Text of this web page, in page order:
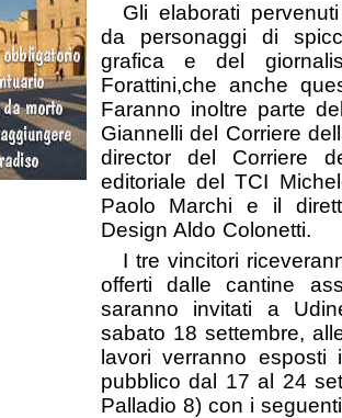
Gli elaborati
da personaggi di
grafica e del
Forattini,che anche
Faranno inoltre parte
Giannelli del Corriere
director del Corriere
editoriale del TCI
Paolo Marchi e il
Design Aldo Colonetti.
I tre vincitori
offerti dalle cantine
saranno invitati a
sabato 18 settembre,
lavori verranno
pubblico dal 17 al 24
Palladio 8) con i